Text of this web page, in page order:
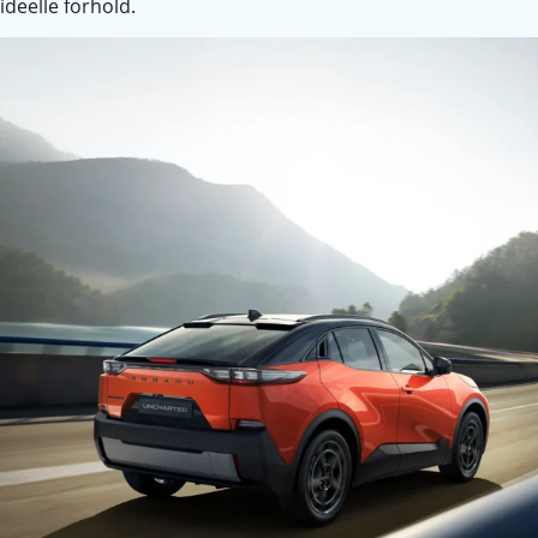
ideelle forhold.